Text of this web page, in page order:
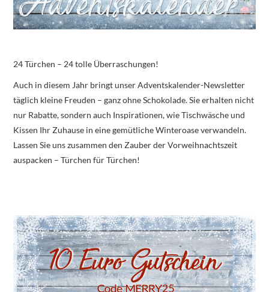
24 Türchen – 24 tolle Überraschungen!
Auch in diesem Jahr bringt unser Adventskalender-Newsletter
täglich kleine Freuden – ganz ohne Schokolade. Sie erhalten nicht
nur Rabatte, sondern auch Inspirationen, wie Tischwäsche und
Kissen Ihr Zuhause in eine gemütliche Winteroase verwandeln.
Lassen Sie uns zusammen den Zauber der Vorweihnachtszeit
auspacken – Türchen für Türchen!